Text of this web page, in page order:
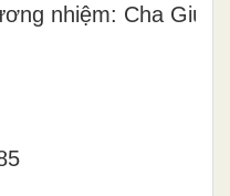
nhiệm: Cha